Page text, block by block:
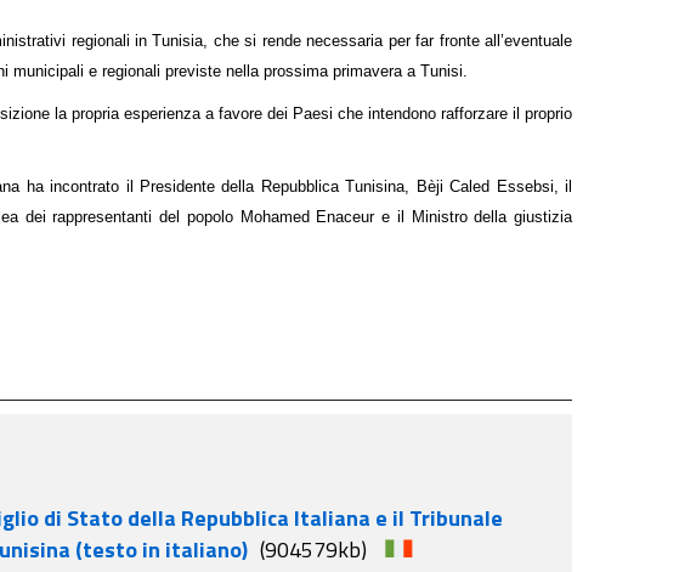
regionali in Tunisia, che si rende necessaria per far fronte all’eventuale
municipali e regionali previste nella prossima primavera a Tunisi.
la propria esperienza a favore dei Paesi che intendono rafforzare il proprio
ha incontrato il Presidente della Repubblica Tunisina, Bèji Caled Essebsi, il
dei rappresentanti del popolo Mohamed Enaceur e il Ministro della giustizia
di Stato della Repubblica Italiana e il Tribunale
(testo in italiano) (904579kb)